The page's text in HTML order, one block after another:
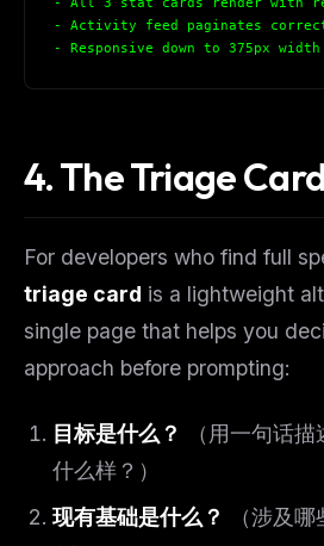
- Activity feed paginates
- Responsive down to 375px width
4. The Triage
For developers who find full
triage card is a lightweight
single page that helps you
approach before prompting:
目标是什么？
（用一句话
什么样？）
现有基础是什么？
（涉及